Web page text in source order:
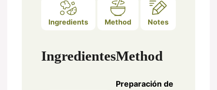
Ingredients Method Notes
IngredientesMethod
Preparación de